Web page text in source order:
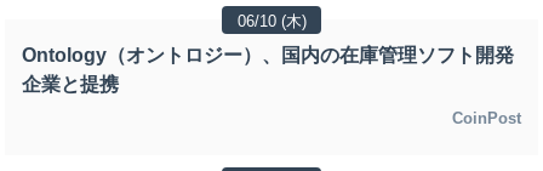
06/10 (木)
Ontology（オントロジー）、国内の在庫管理ソフト開発
企業と提携
CoinPost